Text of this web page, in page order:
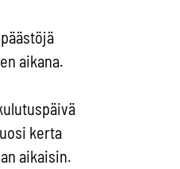
aikana.
kerta
aikaisin.